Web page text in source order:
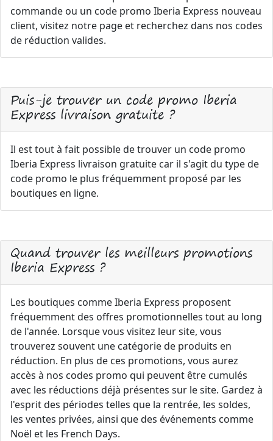
commande ou un code promo Iberia Express nouveau
client, visitez notre page et recherchez dans nos codes
de réduction valides.
Puis-je trouver un code promo Iberia
Express livraison gratuite ?
Il est tout à fait possible de trouver un code promo
Iberia Express livraison gratuite car il s'agit du type de
code promo le plus fréquemment proposé par les
boutiques en ligne.
Quand trouver les meilleurs promotions
Iberia Express ?
Les boutiques comme Iberia Express proposent
fréquemment des offres promotionnelles tout au long
de l'année. Lorsque vous visitez leur site, vous
trouverez souvent une catégorie de produits en
réduction. En plus de ces promotions, vous aurez
accès à nos codes promo qui peuvent être cumulés
avec les réductions déjà présentes sur le site. Gardez à
l'esprit des périodes telles que la rentrée, les soldes,
les ventes privées, ainsi que des événements comme
Noël et les French Days.